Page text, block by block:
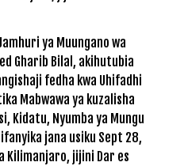
ya Muungano wa
Gharib Bilal, akihutubia
fedha kwa Uhifadhi
Mabwawa ya kuzalisha
Kidatu, Nyumba ya Mungu
jana usiku Sept 28,
Kilimanjaro, jijini Dar es